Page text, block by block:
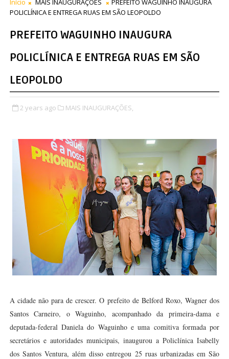
Início MAIS INAUGURAÇÕES
PREFEITO WAGUINHO INAUGURA
POLICLÍNICA E ENTREGA RUAS EM SÃO LEOPOLDO
PREFEITO WAGUINHO INAUGURA
POLICLÍNICA E ENTREGA RUAS EM SÃO
LEOPOLDO
2 years ago MAIS INAUGURAÇÕES,
A cidade não para de crescer. O prefeito de Belford Roxo, Wagner dos
Santos Carneiro, o Waguinho, acompanhado da primeira-dama e
deputada-federal Daniela do Waguinho e uma comitiva formada por
secretários e autoridades municipais, inaugurou a Policlínica Isabelly
dos Santos Ventura, além disso entregou 25 ruas urbanizadas em São